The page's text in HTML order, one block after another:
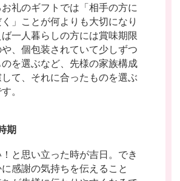
礼のギフトでは「相手の方に
」ことが何よりも大切になり
ば一人暮らしの方には賞味期限
、個包装されていて少しずつ
を選ぶなど、先様の家族構成
て、それに合ったものを選ぶ
。
期
と思い立った時が吉日。でき
感謝の気持ちを伝えること